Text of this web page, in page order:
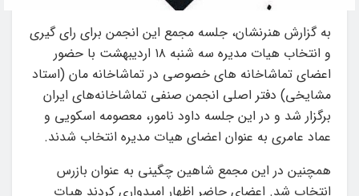
به گزارش هنرنشان، جلسه مجمع این انجمن برای رای گیری
و انتخاب هیات مدیره سه شنبه ۱۸ اردیبهشت با حضور
اعضای تماشاخانه های خصوصی در تماشاخانه مان (استاد
مشایخی) دفتر اصلی انجمن صنفی تماشاخانه‌های ایران
برگزار شد و در این جلسه داود نامور، معصومه اسکویی و
عماد عامری به عنوان اعضای هیات مدیره انتخاب شدند.
همچنین در این مجمع شاهین چگینی به عنوان بازرس
انتخاب شد. اعضای حاضر اظهار امیدواری کردند هیات